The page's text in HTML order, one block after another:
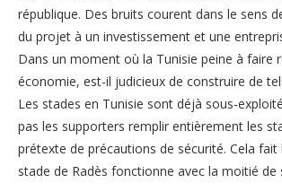
république. Des bruits courent dans le sens
du projet à un investissement et une
Dans un moment où la Tunisie peine à faire
économie, est-il judicieux de construire de
Les stades en Tunisie sont déjà sous-
pas les supporters remplir entièrement les
prétexte de précautions de sécurité. Cela
stade de Radès fonctionne avec la moitié de